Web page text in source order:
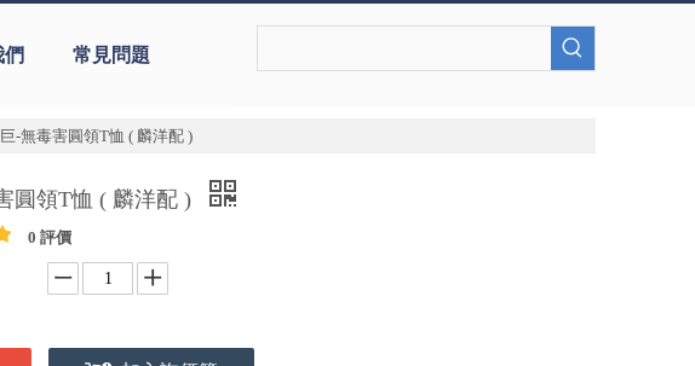
常見問題
巨-無毒害圓領T恤 ( 麟洋配 )
圓領T恤 ( 麟洋配 )
0 評價